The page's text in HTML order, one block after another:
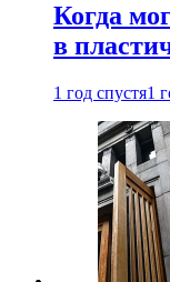
Когда
в
1 год спустя1